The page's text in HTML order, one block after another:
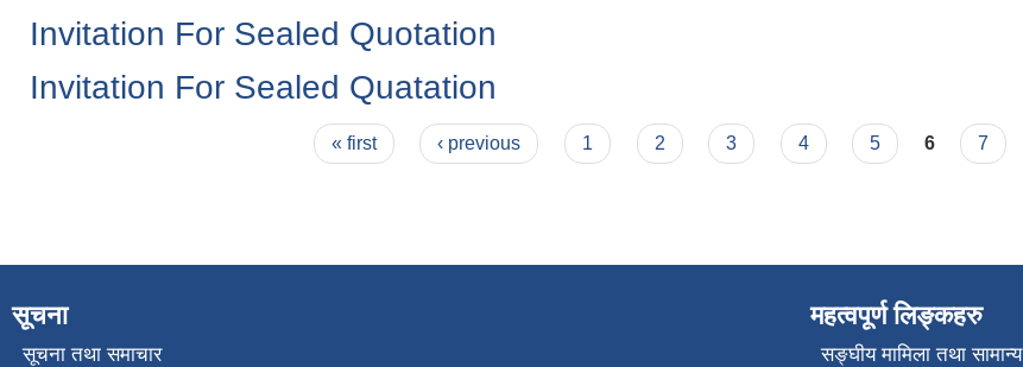
Invitation For Sealed Quotation
Invitation For Sealed Quatation
« first ‹ previous 1 2 3 4 5 6 7
सूचना
सूचना तथा समाचार
महत्वपूर्ण लिङ्कहरु
सङ्‍घीय मामिला तथा